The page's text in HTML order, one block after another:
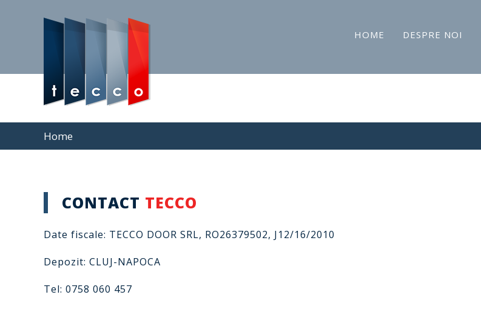
HOME DESPRE NOI
Home
CONTACT TECCO
Date fiscale: TECCO DOOR SRL, RO26379502, J12/16/2010
Depozit: CLUJ-NAPOCA
Tel: 0758 060 457